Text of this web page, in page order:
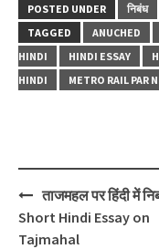
POSTED UNDER
निबंध
TAGGED
ANUCHED
HINDI
HINDI ESSAY
HINDI
METRO RAIL PAR
Post
navigation
ताजमहल पर हिंदी में
Short Hindi Essay on
Tajmahal